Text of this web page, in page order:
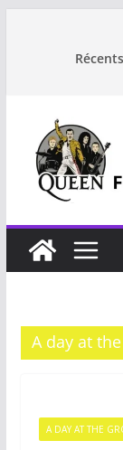
A day at
A DAY AT THE